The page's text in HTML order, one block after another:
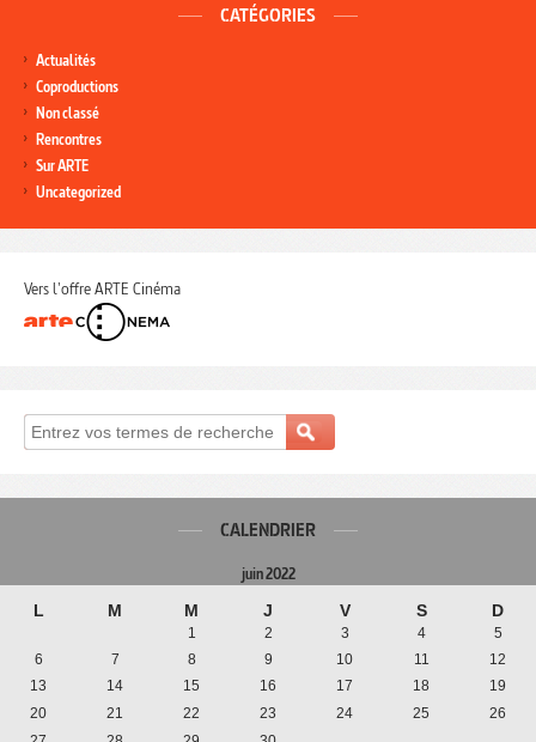
CATÉGORIES
Actualités
Coproductions
Non classé
Rencontres
Sur ARTE
Uncategorized
Vers l'offre ARTE Cinéma
CALENDRIER
juin 2022
L M M J V S D
1 2 3 4
5
6
7 8 9 10 11
12
13
14 15 16 17 18
19
20
21 22 23 24 25
26